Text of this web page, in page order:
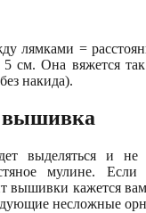
лямками =
см. Она вяжется
накида).
вышивка
выделяться и не
мулине.
вышивки кажется
несложные